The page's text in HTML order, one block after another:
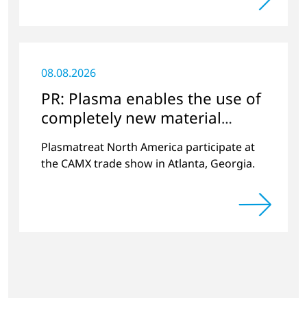
08.08.2026
PR: Plasma enables the use of
completely new material
combinations
Plasmatreat North America participate at
the CAMX trade show in Atlanta, Georgia.